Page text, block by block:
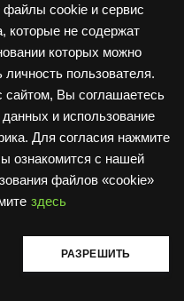
файлы cookie и сервис
которые не содержат
которых можно
пользователя.
сайтом, Вы соглашаетесь
данных и использование
Для согласия нажмите
ознакомится с нашей
файлов «cookie»
здесь
РАЗРЕШИТЬ
Балканкар,Погрузчик ЕВ 717